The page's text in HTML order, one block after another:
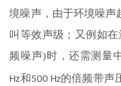
境噪声，由于环境噪声
叫等效声级；又例如
频噪声)时，还需测量
Hz和500 Hz的倍频带声